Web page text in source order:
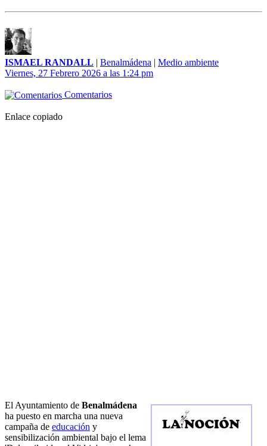
ISMAEL RANDALL | Benalmádena | Medio ambiente
Viernes, 27 Febrero 2026 a las 1:24 pm
Comentarios
Enlace copiado
El Ayuntamiento de Benalmádena
ha puesto en marcha una nueva
campaña de educación y
sensibilización ambiental bajo el lema